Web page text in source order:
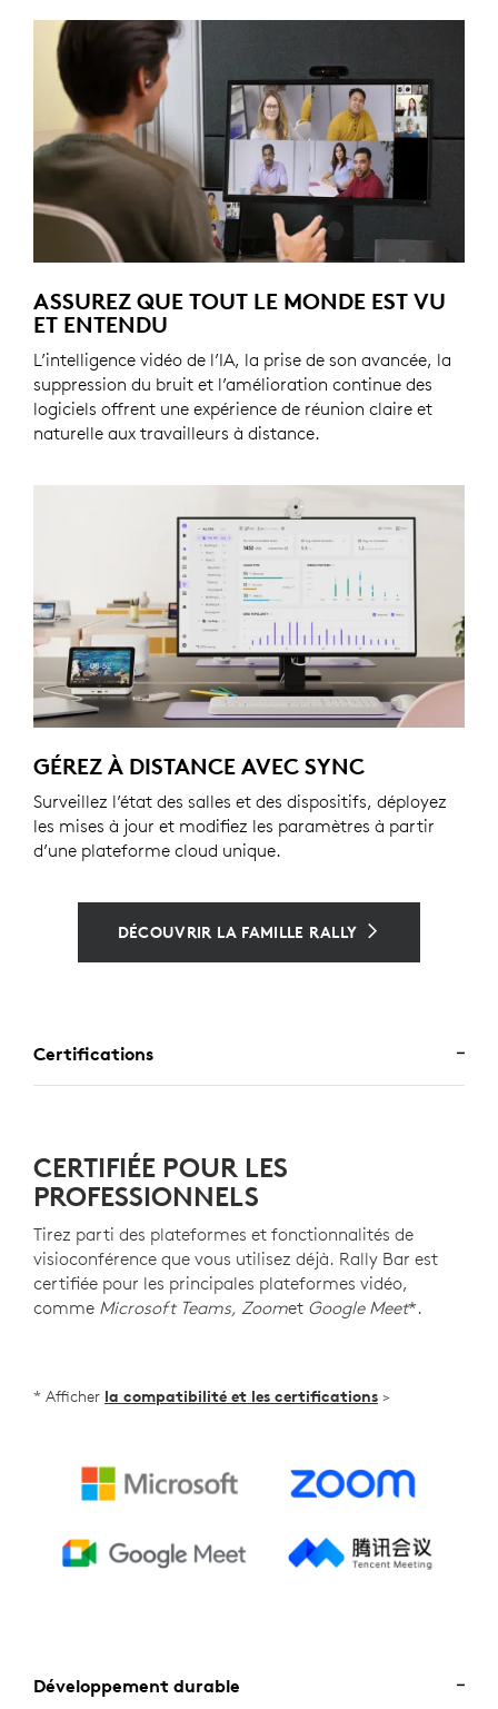
ASSUREZ QUE TOUT LE MONDE EST VU
ET ENTENDU
L’intelligence vidéo de l’IA, la prise de son avancée, la
suppression du bruit et l’amélioration continue des
logiciels offrent une expérience de réunion claire et
naturelle aux travailleurs à distance.
GÉREZ À DISTANCE AVEC SYNC
Surveillez l’état des salles et des dispositifs, déployez
les mises à jour et modifiez les paramètres à partir
d’une plateforme cloud unique.
DÉCOUVRIR LA FAMILLE RALLY
Certifications
CERTIFIÉE POUR LES
PROFESSIONNELS
Tirez parti des plateformes et fonctionnalités de
visioconférence que vous utilisez déjà. Rally Bar est
certifiée pour les principales plateformes vidéo,
comme Microsoft Teams, Zoomet Google Meet*.
* Afficher la compatibilité et les certifications >
Développement durable